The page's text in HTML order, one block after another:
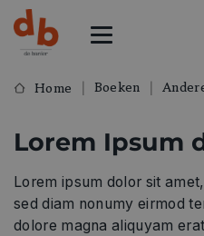
Home Boeken
Lorem Ipsum
Lorem ipsum dolor sit
sed diam nonumy eirmod
dolore magna aliquyam